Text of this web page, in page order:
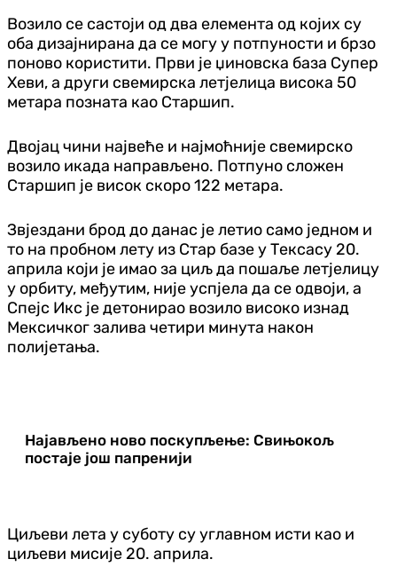
Возило се састоји од два елемента од којих су
оба дизајнирана да се могу у потпуности и брзо
поново користити. Први је џиновска база Супер
Хеви, а други свемирска летјелица висока 50
метара позната као Старшип.
Двојац чини највеће и најмоћније свемирско
возило икада направљено. Потпуно сложен
Старшип је висок скоро 122 метара.
Звјездани брод до данас је летио само једном и
то на пробном лету из Стар базе у Тексасу 20.
априла који је имао за циљ да пошаље летјелицу
у орбиту, међутим, није успјела да се одвоји, а
Спејс Икс је детонирао возило високо изнад
Мексичког залива четири минута након
полијетања.
Најављено ново поскупљење: Свињокољ
постаје још папренији
Циљеви лета у суботу су углавном исти као и
циљеви мисије 20. априла.